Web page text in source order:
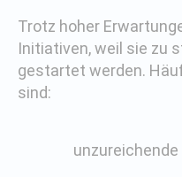
Trotz hoher
Initiativen, weil sie zu
gestartet werden.
sind: